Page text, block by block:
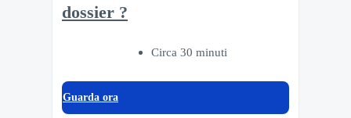
dossier ?
Circa 30 minuti
Guarda ora